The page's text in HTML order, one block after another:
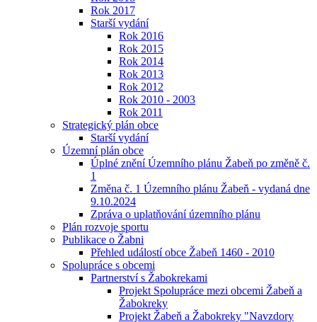
Rok 2017
Starší vydání
Rok 2016
Rok 2015
Rok 2014
Rok 2013
Rok 2012
Rok 2010 - 2003
Rok 2011
Strategický plán obce
Starší vydání
Územní plán obce
Úplné znění Územního plánu Žabeň po změně č.
1
Změna č. 1 Územního plánu Žabeň - vydaná dne
9.10.2024
Zpráva o uplatňování územního plánu
Plán rozvoje sportu
Publikace o Žabni
Přehled událostí obce Žabeň 1460 - 2010
Spolupráce s obcemi
Partnerství s Žabokrekami
Projekt Spolupráce mezi obcemi Žabeň a
Žabokreky
Projekt Žabeň a Žabokreky "Navzdory